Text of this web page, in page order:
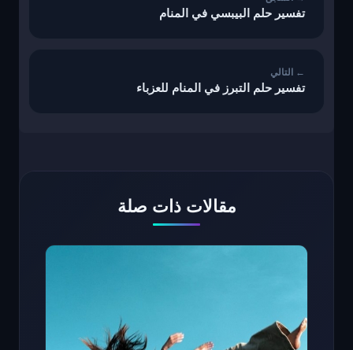
تفسير حلم البيبسي في المنام
تفسير حلم التبرز في المنام للعزباء
مقالات ذات صلة